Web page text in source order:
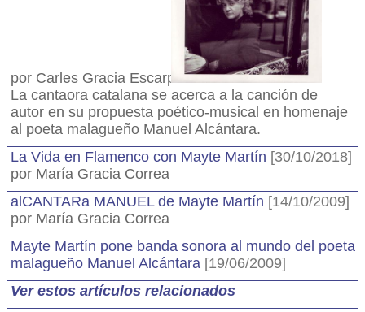
por Carles Gracia Escarp
La cantaora catalana se acerca a la canción de
autor en su propuesta poético-musical en homenaje
al poeta malagueño Manuel Alcántara.
La Vida en Flamenco con Mayte Martín [30/10/2018]
por María Gracia Correa
alCANTARa MANUEL de Mayte Martín [14/10/2009]
por María Gracia Correa
Mayte Martín pone banda sonora al mundo del poeta
malagueño Manuel Alcántara [19/06/2009]
Ver estos artículos relacionados